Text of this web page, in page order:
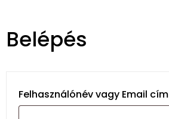
Belépés
Felhasználónév vagy Email cím